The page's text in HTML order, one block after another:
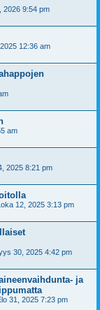
2026 9:54 pm
12:36 am
am
2025 8:21 pm
12, 2025 3:13 pm
30, 2025 4:42 pm
ja
31, 2025 7:23 pm